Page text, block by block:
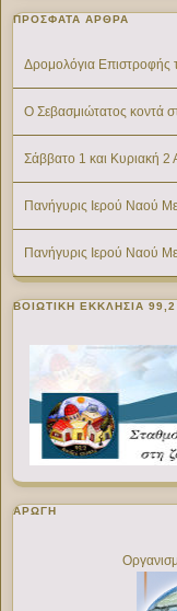
ΠΡΌΣΦΑΤΑ ΆΡΘΡΑ
Δρομολόγια Επιστροφής
Ο Σεβασμιώτατος κοντά
Σάββατο 1 και Κυριακή 2
Πανήγυρις Ιερού Ναού
Πανήγυρις Ιερού Ναού
ΒΟΙΩΤΙΚΉ ΕΚΚΛΗΣΊΑ 99,2
ΑΡΩΓΗ